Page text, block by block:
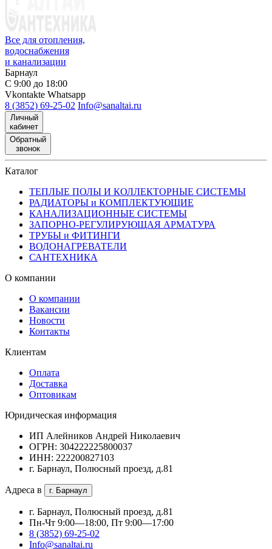
Все для отопления,
водоснабжения
и канализации
Барнаул
С 9:00 до 18:00
Vkontakte Whatsapp
8 (3852) 69-25-02 Info@sanaltai.ru
Личный
кабинет
Обратный
звонок
Каталог
ТЕПЛЫЕ ПОЛЫ И КОЛЛЕКТОРНЫЕ СИСТЕМЫ
РАДИАТОРЫ и КОМПЛЕКТУЮЩИЕ
КАНАЛИЗАЦИОННЫЕ СИСТЕМЫ
ЗАПОРНО-РЕГУЛИРУЮЩАЯ АРМАТУРА
ТРУБЫ и ФИТИНГИ
ВОДОНАГРЕВАТЕЛИ
САНТЕХНИКА
О компании
О компании
Вакансии
Новости
Контакты
Клиентам
Оплата
Доставка
Оптовикам
Юридическая информация
ИП Алейников Андрей Николаевич
ОГРН: 304222225800037
ИНН: 222200827103
г. Барнаул, Полюсный проезд, д.81
Адреса в г. Барнаул
г. Барнаул, Полюсный проезд, д.81
Пн-Чт 9:00—18:00, Пт 9:00—17:00
8 (3852) 69-25-02
Info@sanaltai.ru